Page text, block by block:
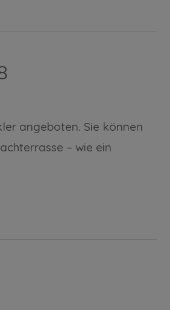
angeboten. Sie können
– wie ein